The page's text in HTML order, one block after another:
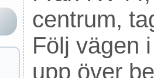
centrum,
Följ vägen
upp över